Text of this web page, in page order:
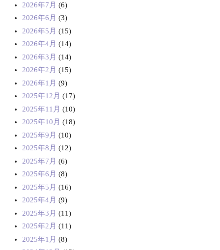
2026年7月 (6)
2026年6月 (3)
2026年5月 (15)
2026年4月 (14)
2026年3月 (14)
2026年2月 (15)
2026年1月 (9)
2025年12月 (17)
2025年11月 (10)
2025年10月 (18)
2025年9月 (10)
2025年8月 (12)
2025年7月 (6)
2025年6月 (8)
2025年5月 (16)
2025年4月 (9)
2025年3月 (11)
2025年2月 (11)
2025年1月 (8)